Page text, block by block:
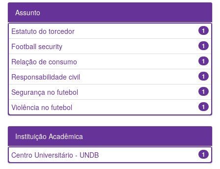
Assunto
1
Estatuto do torcedor
1
Football security
1
Relação de consumo
1
Responsabilidade civil
1
Segurança no futebol
1
Violência no futebol
Instituição Acadêmica
1
Centro Universitário - UNDB